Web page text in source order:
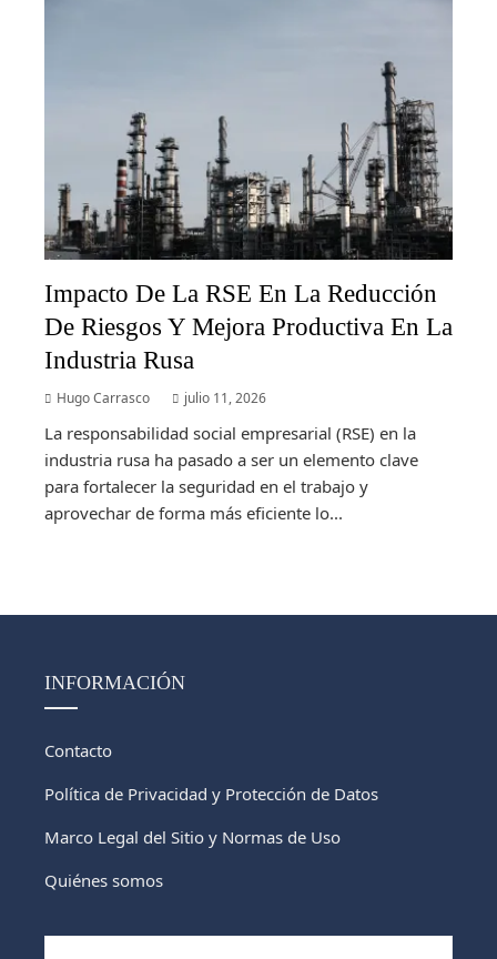
Impacto De La RSE En La Reducción
De Riesgos Y Mejora Productiva En La
Industria Rusa
Hugo Carrasco julio 11, 2026
La responsabilidad social empresarial (RSE) en la
industria rusa ha pasado a ser un elemento clave
para fortalecer la seguridad en el trabajo y
aprovechar de forma más eficiente lo...
INFORMACIÓN
Contacto
Política de Privacidad y Protección de Datos
Marco Legal del Sitio y Normas de Uso
Quiénes somos